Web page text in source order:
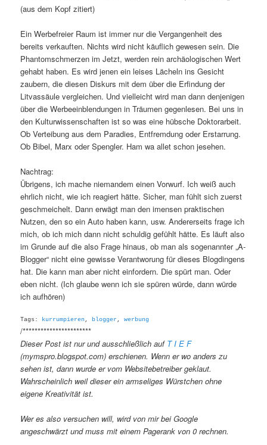
(aus dem Kopf zitiert)
Ein Werbefreier Raum ist immer nur die Vergangenheit des
bereits verkauften. Nichts wird nicht käuflich gewesen sein. Die
Phantomschmerzen im Jetzt, werden rein archäologischen Wert
gehabt haben. Es wird jenen ein leises Lächeln ins Gesicht
zaubern, die diesen Diskurs mit dem über die Erfindung der
Litvassäule vergleichen. Und vielleicht wird man dann denjenigen
über die Werbeeinblendungen in Träumen gegenlesen. Bei uns in
den Kulturwissenschaften ist so was eine hübsche Doktorarbeit.
Ob Verteibung aus dem Paradies, Entfremdung oder Erstarrung.
Ob Bibel, Marx oder Spengler. Ham wa allet schon jesehen.
Nachtrag:
Übrigens, ich mache niemandem einen Vorwurf. Ich weiß auch
ehrlich nicht, wie ich reagiert hätte. Sicher, man fühlt sich zuerst
geschmeichelt. Dann erwägt man den imensen praktischen
Nutzen, den so ein Auto haben kann, usw. Andererseits frage ich
mich, ob ich mich dann nicht schuldig gefühlt hätte. Es läuft also
im Grunde auf die also Frage hinaus, ob man als sogenannter „A-
Blogger“ nicht eine gewisse Verantworung für dieses Blogdingens
hat. Die kann man aber nicht einfordern. Die spürt man. Oder
eben nicht. (Ich glaube wenn ich sie spüren würde, dann würde
ich aufhören)
Tags: kurrumpieren, blogger ,werbung
/***********************
Dieser Post ist nur und ausschließlich auf T I E F
(mymspro.blogspot.com) erschienen. Wenn er wo anders zu
sehen ist, dann wurde er vom Websitebetreiber geklaut.
Wahrscheinlich weil dieser ein armseliges Würstchen ohne
eigene Kreativität ist.
Wer es also versuchen will, wird von mir bei Google
angeschwärzt und muss mit einem Pagerank von 0 rechnen.